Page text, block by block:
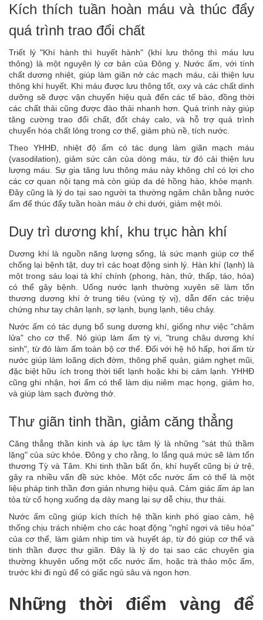
Kích thích tuần hoàn máu và thúc đẩy
quá trình trao đổi chất
Triết lý "Khí hành thì huyết hành" (khí lưu thông thì máu lưu
thông) là một nguyên lý cơ bản của Đông y. Nước ấm, với tính
chất dương nhiệt, giúp làm giãn nở các mạch máu, cải thiện lưu
thông khí huyết. Khi máu được lưu thông tốt, oxy và các chất dinh
dưỡng sẽ được vận chuyển hiệu quả đến các tế bào, đồng thời
các chất thải cũng được đào thải nhanh hơn. Quá trình này giúp
tăng cường trao đổi chất, đốt cháy calo, và hỗ trợ quá trình
chuyển hóa chất lỏng trong cơ thể, giảm phù nề, tích nước.
Theo YHHĐ, nhiệt độ ấm có tác dụng làm giãn mạch máu
(vasodilation), giảm sức cản của dòng máu, từ đó cải thiện lưu
lượng máu. Sự gia tăng lưu thông máu này không chỉ có lợi cho
các cơ quan nội tạng mà còn giúp da dẻ hồng hào, khỏe mạnh.
Đây cũng là lý do tại sao người ta thường ngâm chân bằng nước
ấm để thúc đẩy tuần hoàn máu ở chi dưới, giảm mệt mỏi.
Duy trì dương khí, khu trục hàn khí
Dương khí là nguồn năng lượng sống, là sức mạnh giúp cơ thể
chống lại bệnh tật, duy trì các hoạt động sinh lý. Hàn khí (lạnh) là
một trong sáu loại tà khí chính (phong, hàn, thử, thấp, táo, hỏa)
có thể gây bệnh. Uống nước lạnh thường xuyên sẽ làm tổn
thương dương khí ở trung tiêu (vùng tỳ vị), dẫn đến các triệu
chứng như tay chân lạnh, sợ lạnh, bụng lạnh, tiêu chảy.
Nước ấm có tác dụng bổ sung dương khí, giống như việc "châm
lửa" cho cơ thể. Nó giúp làm ấm tỳ vị, "trung châu dương khí
sinh", từ đó làm ấm toàn bộ cơ thể. Đối với hệ hô hấp, hơi ấm từ
nước giúp làm loãng dịch đờm, thông phế quản, giảm nghẹt mũi,
đặc biệt hữu ích trong thời tiết lạnh hoặc khi bị cảm lạnh. YHHĐ
cũng ghi nhận, hơi ấm có thể làm dịu niêm mạc họng, giảm ho,
và giúp làm sạch đường thở.
Thư giãn tinh thần, giảm căng thẳng
Căng thẳng thần kinh và áp lực tâm lý là những "sát thủ thầm
lặng" của sức khỏe. Đông y cho rằng, lo lắng quá mức sẽ làm tổn
thương Tỳ và Tâm. Khi tinh thần bất ổn, khí huyết cũng bị ứ trệ,
gây ra nhiều vấn đề sức khỏe. Một cốc nước ấm có thể là một
liệu pháp tinh thần đơn giản nhưng hiệu quả. Cảm giác ấm áp lan
tỏa từ cổ họng xuống dạ dày mang lại sự dễ chịu, thư thái.
Nước ấm cũng giúp kích thích hệ thần kinh phó giao cảm, hệ
thống chịu trách nhiệm cho các hoạt động "nghỉ ngơi và tiêu hóa"
của cơ thể, làm giảm nhịp tim và huyết áp, từ đó giúp cơ thể và
tinh thần được thư giãn. Đây là lý do tại sao các chuyên gia
thường khuyên uống một cốc nước ấm, hoặc trà thảo mộc ấm,
trước khi đi ngủ để có giấc ngủ sâu và ngon hơn.
Những thời điểm vàng để